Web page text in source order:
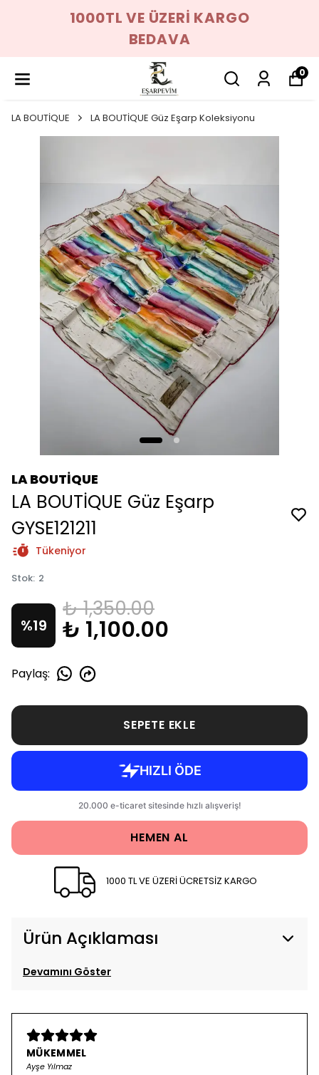
1000TL VE ÜZERİ KARGO
BEDAVA
0
LA BOUTİQUE LA BOUTİQUE Güz Eşarp Koleksiyonu
LA BOUTİQUE
LA BOUTİQUE Güz Eşarp
GYSE121211
Tükeniyor
Stok: 2
%19
₺ 1,350.00
₺ 1,100.00
Paylaş:
SEPETE EKLE
HEMEN AL
1000 TL VE ÜZERİ ÜCRETSİZ KARGO
Ürün Açıklaması
Devamını Göster
MÜKEMMEL
Ayşe Yılmaz